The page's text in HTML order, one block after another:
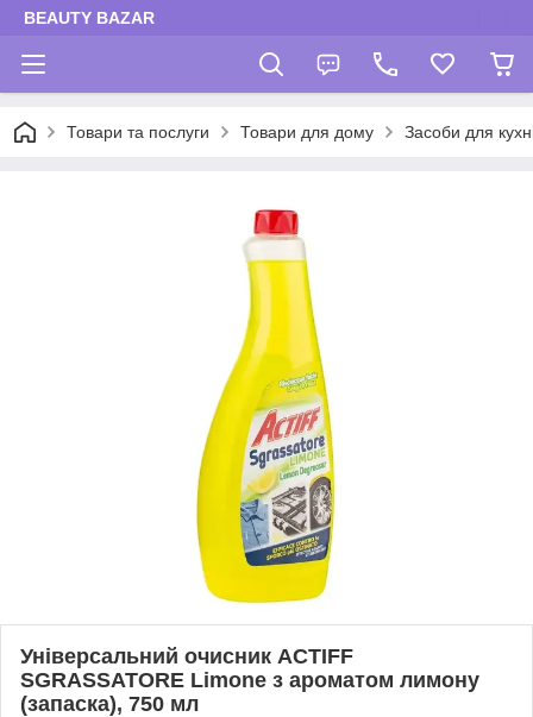
BEAUTY BAZAR
Товари та послуги Товари для дому Засоби для
Універсальний очисник ACTIFF
SGRASSATORE Limone з ароматом лимону
(запаска), 750 мл